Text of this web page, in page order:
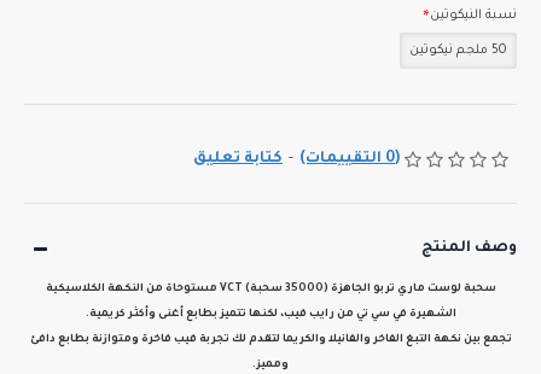
(0 التقييمات) - كتابة تعليق
نسبة النيكوتين
50 ملجم نيكوتين
وصف المنتج
سحبة لوست ماري تربو الجاهزة (35000 سحبة) VCT مستوحاة من النكهة الكلاسيكية
الشهيرة في سي تي من رايب فيب، لكنها تتميز بطابع أغنى وأكثـر كريمية.
تجمع بين نكهة التبغ الفاخر والفانيلا والكريما لتقدم لك تجربة فيب فاخرة ومتوازنة بطابع دافئ
ومميز.